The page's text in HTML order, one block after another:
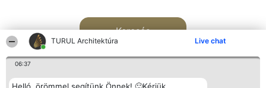
TURUL Architektúra Live chat
06:37
Keresés